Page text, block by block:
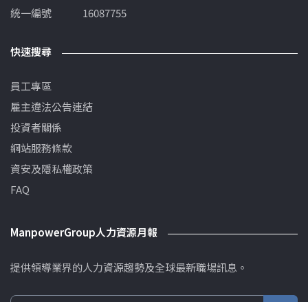
統一編號
16087755
快速搜尋
員工專區
雇主違法公告連結
投資者關係
網站服務條款
資安及隱私權政策
FAQ
ManpowerGroup人力資源月報
提供領導業界的人力資源趨勢及全球最新職場訊息。